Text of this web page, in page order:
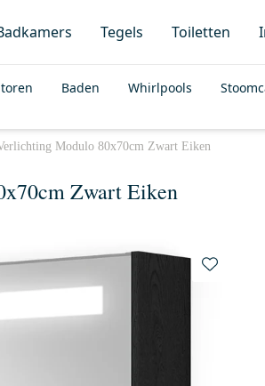
Tegels Toiletten
Baden Whirlpools
Modulo 80x70cm Zwart Eiken
Zwart Eiken